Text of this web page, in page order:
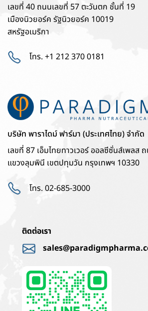
เลขที่ 40 ถนนเลขที่ 57 ตะวันตก ชั้นที่ 19
เมืองนิวยอร์ค รัฐนิวยอร์ค 10019
สหรัฐอเมริกา
โทร. +1 212 370 0181
บริษัท พาราไดม์ ฟาร์มา (ประเทศไทย) จำกัด
เลขที่ 87 เอ็มไทยทาวเวอร์ ออลซีซั่นส์เพลส
แขวงลุมพินี เขตปทุมวัน กรุงเทพฯ 10330
โทร. 02-685-3000
ติดต่อเรา